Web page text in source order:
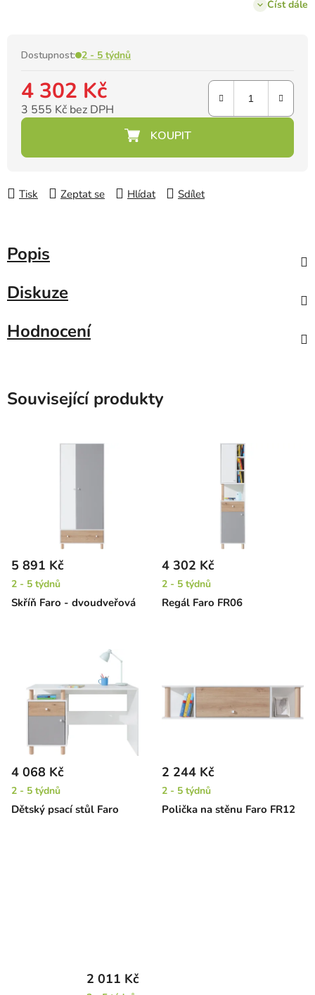
Číst dále
Dostupnost: 2 - 5 týdnů
4 302 Kč
3 555 Kč bez DPH
Měrná cena:
Tisk Zeptat se Hlídat Sdílet
Popis
Diskuze
Hodnocení
Související produkty
Skříň Faro - dvoudveřová
5 891 Kč
2 - 5 týdnů
Regál Faro FR06
4 302 Kč
2 - 5 týdnů
Dětský psací stůl Faro
4 068 Kč
2 - 5 týdnů
Polička na stěnu Faro FR12
2 244 Kč
2 - 5 týdnů
2 011 Kč